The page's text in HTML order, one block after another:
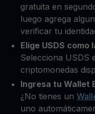
gratuita en
luego agrega
verificar tu
Elige USDS
Selecciona USDS
criptomonedas
Ingresa tu Wallet
¿No tienes un
uno